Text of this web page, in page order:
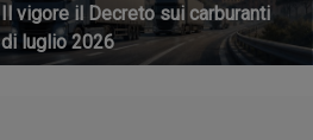
Il vigore il Decreto sui carburanti
di luglio 2026